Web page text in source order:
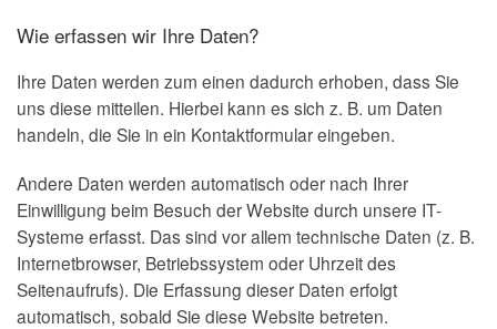
Wie erfassen wir Ihre Daten?
Ihre Daten werden zum einen dadurch erhoben, dass Sie
uns diese mitteilen. Hierbei kann es sich z. B. um Daten
handeln, die Sie in ein Kontaktformular eingeben.
Andere Daten werden automatisch oder nach Ihrer
Einwilligung beim Besuch der Website durch unsere IT-
Systeme erfasst. Das sind vor allem technische Daten (z. B.
Internetbrowser, Betriebssystem oder Uhrzeit des
Seitenaufrufs). Die Erfassung dieser Daten erfolgt
automatisch, sobald Sie diese Website betreten.